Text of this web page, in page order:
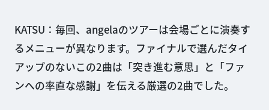
KATSU：毎回、angelaのツアーは会場ごとに演奏す
るメニューが異なります。ファイナルで選んだタイ
アップのないこの2曲は「突き進む意思」と「ファ
ンへの率直な感謝」を伝える厳選の2曲でした。